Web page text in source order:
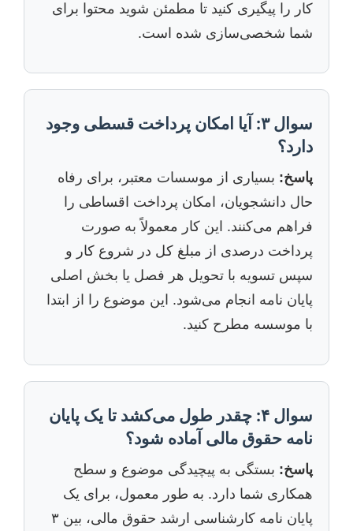
کار را پیگیری کنید تا مطمئن شوید محتوا برای
شما شخصی‌سازی شده است.
سوال ۳: آیا امکان پرداخت قسطی وجود
دارد؟
پاسخ: بسیاری از موسسات معتبر، برای رفاه
حال دانشجویان، امکان پرداخت اقساطی را
فراهم می‌کنند. این کار معمولاً به صورت
پرداخت درصدی از مبلغ کل در شروع کار و
سپس تسویه با تحویل هر فصل یا بخش اصلی
پایان نامه انجام می‌شود. این موضوع را از ابتدا
با موسسه مطرح کنید.
سوال ۴: چقدر طول می‌کشد تا یک پایان
نامه حقوق مالی آماده شود؟
پاسخ: بستگی به پیچیدگی موضوع و سطح
همکاری شما دارد. به طور معمول، برای یک
پایان نامه کارشناسی ارشد حقوق مالی، بین ۳